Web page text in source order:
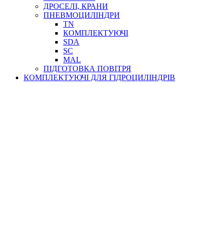
ДРОСЕЛІ, КРАНИ
ПНЕВМОЦИЛІНДРИ
TN
КОМПЛЕКТУЮЧІ
SDA
SC
MAL
ПІДГОТОВКА ПОВІТРЯ
КОМПЛЕКТУЮЧІ ДЛЯ ГІДРОЦИЛІНДРІВ